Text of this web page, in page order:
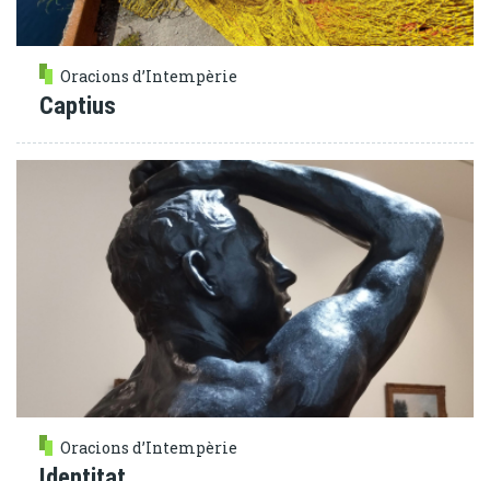
Oracions d’Intempèrie
Captius
Oracions d’Intempèrie